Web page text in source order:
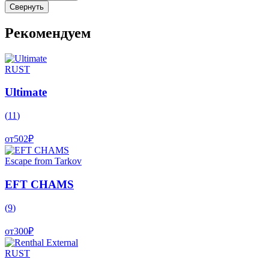
Свернуть
Рекомендуем
RUST
Ultimate
(11)
от502₽
Escape from Tarkov
EFT CHAMS
(9)
от300₽
RUST